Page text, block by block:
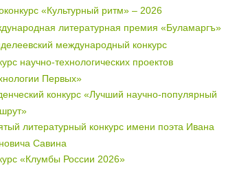
«Культурный ритм» – 2026
литературная премия «Буламаргъ»
международный конкурс
научно-технологических проектов
Первых»
конкурс «Лучший научно-популярный
литературный конкурс имени поэта Ивана
Савина
«Клумбы России 2026»